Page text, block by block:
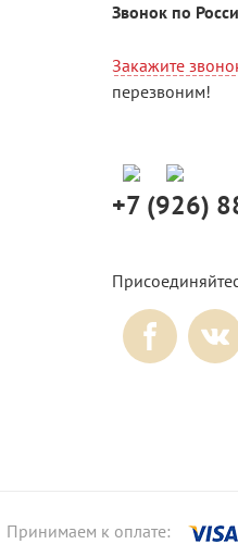
Звонок по
Закажите
перезвоним!
+7 (926)
Принимаем к оплате: